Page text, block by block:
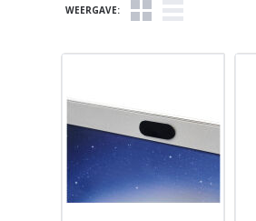
WEERGAVE: